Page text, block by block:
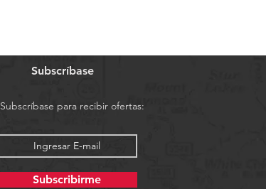
Subscríbase
Subscríbase para recibir ofertas:
Subscribirme